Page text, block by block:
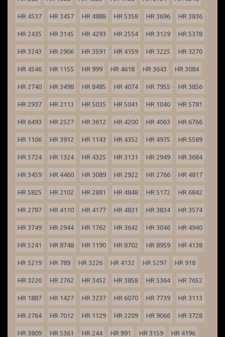
HR 4537 HR 3457 HR 4888 HR 5358 HR 3696 HR 3836
HR 2435 HR 3145 HR 4293 HR 2554 HR 3129 HR 5378
HR 3243 HR 2906 HR 3591 HR 4159 HR 3225 HR 3270
HR 4546 HR 1155 HR 999 HR 4618 HR 3643 HR 3084
HR 2740 HR 3498 HR 8485 HR 4074 HR 7955 HR 3856
HR 2937 HR 2113 HR 5035 HR 5041 HR 1040 HR 5781
HR 6493 HR 2527 HR 3612 HR 4200 HR 4063 HR 6766
HR 1106 HR 3912 HR 1143 HR 4352 HR 4975 HR 5589
HR 5724 HR 1324 HR 4325 HR 3131 HR 2949 HR 3684
HR 3459 HR 4460 HR 3089 HR 2922 HR 2766 HR 4817
HR 5825 HR 2102 HR 2881 HR 4848 HR 5172 HR 6842
HR 2787 HR 4110 HR 4177 HR 4831 HR 3834 HR 3574
HR 3749 HR 2944 HR 1762 HR 3642 HR 3046 HR 4940
HR 5241 HR 8748 HR 1190 HR 8702 HR 8959 HR 4138
HR 5219 HR 789 HR 3226 HR 4132 HR 5297 HR 918
HR 3220 HR 2762 HR 3452 HR 3858 HR 5364 HR 7652
HR 1887 HR 1427 HR 3237 HR 6070 HR 7739 HR 3113
HR 2764 HR 7012 HR 1129 HR 2209 HR 9066 HR 3728
HR 3809 HR 5361 HR 244 HR 991 HR 3159 HR 4196